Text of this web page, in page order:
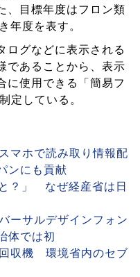
、目標年度はフロン類
年度を表す。
ログなどに表示される
であることから、表示
に使用できる「簡易フ
定している。
マホで読み取り情報配
ンにも貢献
？」 なぜ経産省は日
ーサルデザインフォン
体では初
収機 環境省内のセブ